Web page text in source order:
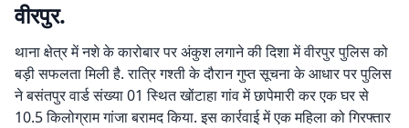
वीरपुर.
थाना क्षेत्र में नशे के कारोबार पर अंकुश लगाने की दिशा में वीरपुर पुलिस को
बड़ी सफलता मिली है. रात्रि गश्ती के दौरान गुप्त सूचना के आधार पर पुलिस
ने बसंतपुर वार्ड संख्या 01 स्थित खोंटाहा गांव में छापेमारी कर एक घर से
10.5 किलोग्राम गांजा बरामद किया. इस कार्रवाई में एक महिला को गिरफ्तार